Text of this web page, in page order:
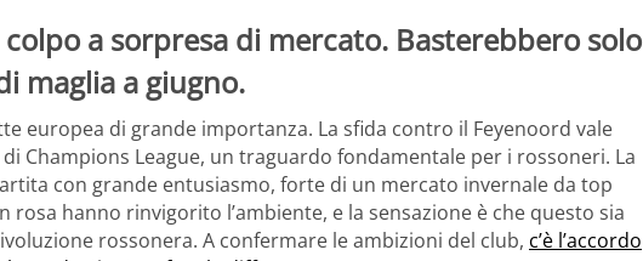
a sorpresa di mercato. Basterebbero solo
maglia a giugno.
europea di grande importanza. La sfida contro il Feyenoord vale
Champions League, un traguardo fondamentale per i rossoneri. La
con grande entusiasmo, forte di un mercato invernale da top
rosa hanno rinvigorito l’ambiente, e la sensazione è che questo sia
rossonera. A confermare le ambizioni del club, c’è l’accordo